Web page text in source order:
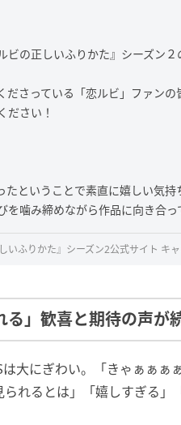
ビの正しいふりかた』シーズン
ださっている「恋ルビ」ファン
ださい！
たということで素直に嬉しい気持
を噛み締めながら作品に向き合っ
いふりかた』シーズン2公式サイト キ
る」歓喜と期待の声が
大にぎわい。「きゃぁぁぁ
れるとは」「嬉しすぎる